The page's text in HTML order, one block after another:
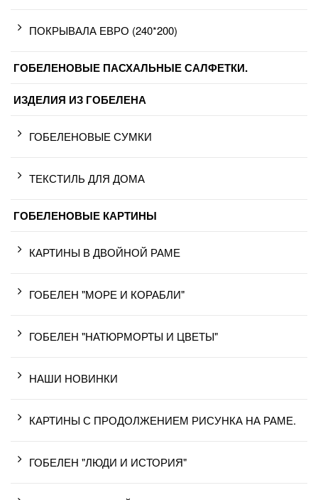
ПОКРЫВАЛА ЕВРО (240*200)
ГОБЕЛЕНОВЫЕ ПАСХАЛЬНЫЕ САЛФЕТКИ.
ИЗДЕЛИЯ ИЗ ГОБЕЛЕНА
ГОБЕЛЕНОВЫЕ СУМКИ
ТЕКСТИЛЬ ДЛЯ ДОМА
ГОБЕЛЕНОВЫЕ КАРТИНЫ
КАРТИНЫ В ДВОЙНОЙ РАМЕ
ГОБЕЛЕН "МОРЕ И КОРАБЛИ"
ГОБЕЛЕН "НАТЮРМОРТЫ И ЦВЕТЫ"
НАШИ НОВИНКИ
КАРТИНЫ С ПРОДОЛЖЕНИЕМ РИСУНКА НА РАМЕ.
ГОБЕЛЕН "ЛЮДИ И ИСТОРИЯ"